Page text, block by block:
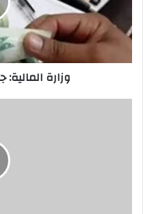
وزارة